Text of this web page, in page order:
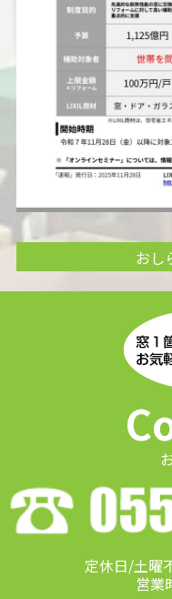
おし
定休日/土
営業